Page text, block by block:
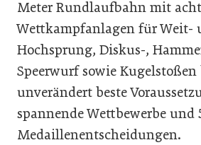
Meter Rundlaufbahn mit
Wettkampfanlagen für Weit-
Hochsprung, Diskus-,
Speerwurf sowie Kugelstoßen
unverändert beste
spannende Wettbewerbe und
Medaillenentscheidungen.